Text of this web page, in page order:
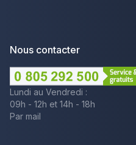
Nous contacter
Lundi au Vendredi :
09h - 12h et 14h - 18h
Par mail